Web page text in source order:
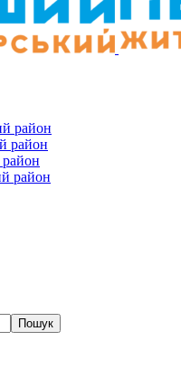
район
район
район
район